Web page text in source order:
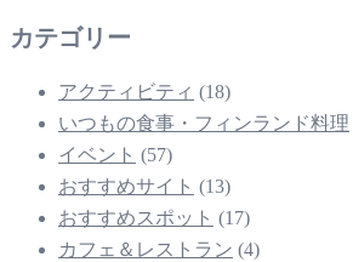
カテゴリー
アクティビティ (18)
いつもの食事・フィンランド料理
イベント (57)
おすすめサイト (13)
おすすめスポット (17)
カフェ＆レストラン (4)